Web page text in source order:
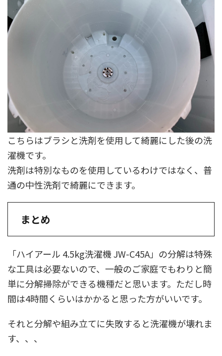
こちらはブラシと洗剤を使用して綺麗にした後の洗
濯機です。
洗剤は特別なものを使用しているわけではなく、普
通の中性洗剤で綺麗にできます。
まとめ
「ハイアール 4.5kg洗濯機 JW-C45A」の分解は特殊
な工具は必要ないので、一般のご家庭でもわりと簡
単に分解掃除ができる機種だと思います。ただし時
間は4時間くらいはかかると思った方がいいです。
それと分解や組み立てに失敗すると洗濯機が壊れま
す、、、